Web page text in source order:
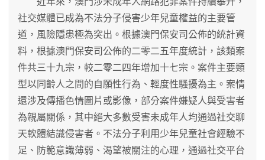
社交媒體已成為不法分子侵害少年兒童權益的主要管
道，風險隱患極為突出。根據澳門保安司公佈的統計資
料，根據澳門保安司公佈的二零二五年度統計，該類案
件共三十九宗，較二零二四年增加十七宗。案件主要類
型以同齡人之間的自願性行為、輕度性騷擾為主。案情
還涉及傳播色情圖片或影像，部分案件嫌疑人與受害者
為親屬關係，其中絕大多數受害未成年人均通過社交聊
天軟體結識侵害者。不法分子利用少年兒童社會經驗不
足、防範意識薄弱、渴望被關注的心理，通過社交平台